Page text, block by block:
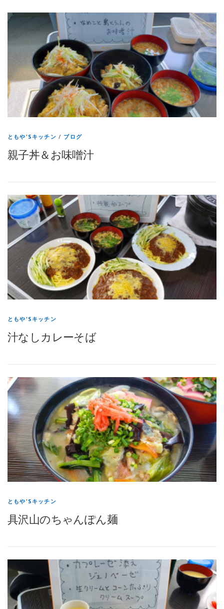
ともや'Sキッチン / ブログ
親子丼＆お味噌汁
ともや'Sキッチン
汁なしカレーそば
ともや'Sキッチン
具沢山のちゃんぽん麺